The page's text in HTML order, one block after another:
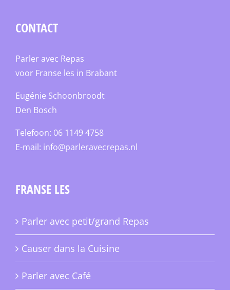
CONTACT
Parler avec Repas
voor Franse les in Brabant
Eugénie Schoonbroodt
Den Bosch
Telefoon: 06 1149 4758
E-mail: info@parleravecrepas.nl
FRANSE LES
Parler avec petit/grand Repas
Causer dans la Cuisine
Parler avec Café